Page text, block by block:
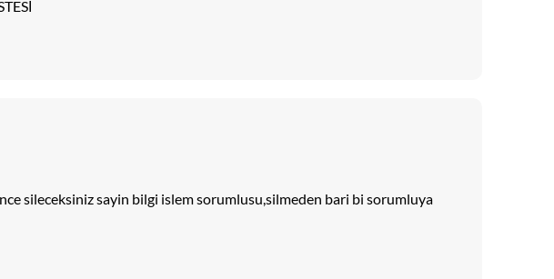
sileceksiniz sayin bilgi islem sorumlusu,silmeden bari bi sorumluya